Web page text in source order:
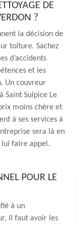
DE
?
la décision de
toiture. Sachez
d’accidents
et les
Un couvreur
Saint Sulpice Le
moins chère et
à ses services à
sera là en
lui faire appel.
POUR LE
à un
il faut avoir les